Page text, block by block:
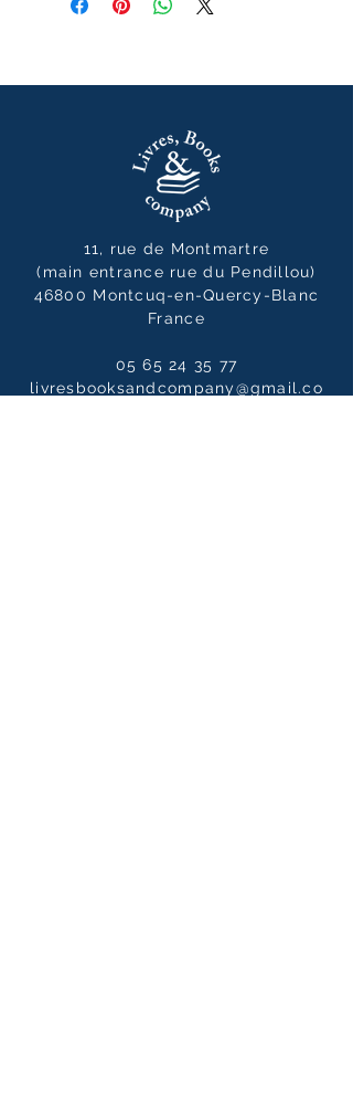
11, rue de Montmartre
(main entrance rue du Pendillou)
46800 Montcuq-en-Quercy-Blanc
France
05 65 24 35 77
livresbooksandcompany@gmail.co